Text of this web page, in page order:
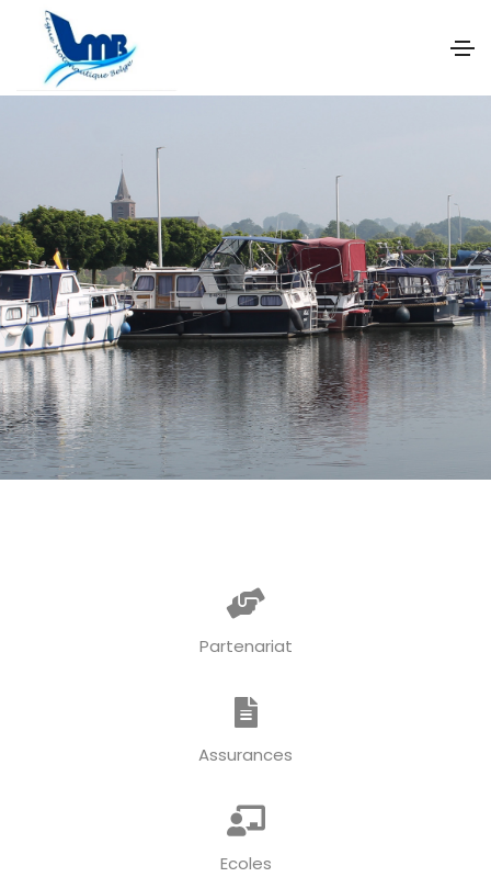
Partenariat
Assurances
Ecoles